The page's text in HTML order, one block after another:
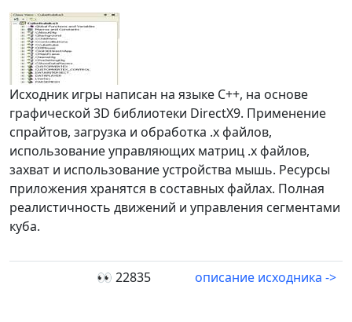
Исходник игры написан на языке С++, на основе
графической 3D библиотеки DirectX9. Применение
спрайтов, загрузка и обработка .x файлов,
использование управляющих матриц .x файлов,
захват и использование устройства мышь. Ресурсы
приложения хранятся в составных файлах. Полная
реалистичность движений и управления сегментами
куба.
👀 22835 описание исходника ->